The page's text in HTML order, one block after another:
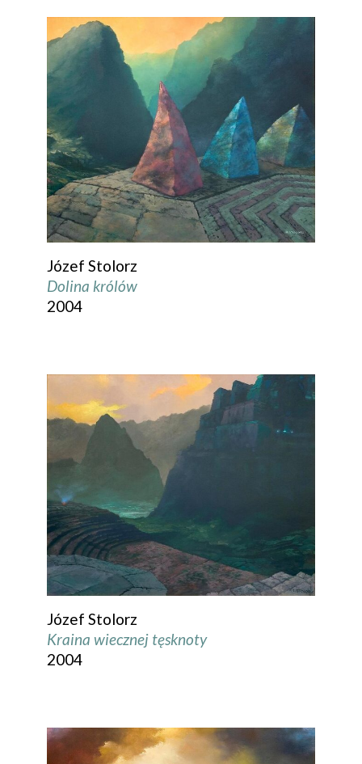
Józef Stolorz
Dolina królów
2004
Józef Stolorz
Kraina wiecznej tęsknoty
2004